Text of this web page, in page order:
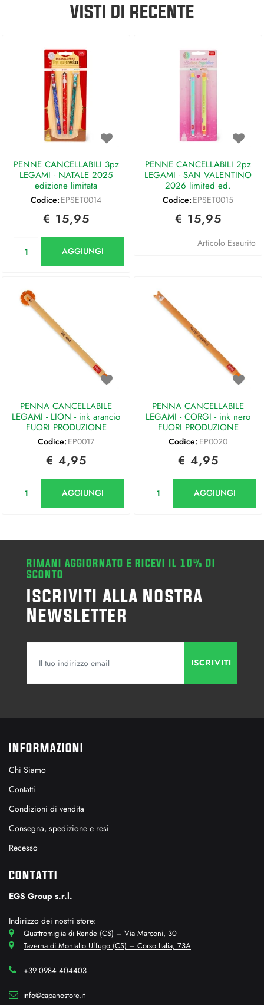
VISTI DI RECENTE
PENNE CANCELLABILI 3pz
LEGAMI - NATALE 2025
edizione limitata
Codice: EPSET0014
€ 15,95
AGGIUNGI
PENNE CANCELLABILI 2pz
LEGAMI - SAN VALENTINO
2026 limited ed.
Codice: EPSET0015
€ 15,95
Articolo Esaurito
PENNA CANCELLABILE
LEGAMI - LION - ink arancio
FUORI PRODUZIONE
Codice: EP0017
€ 4,95
AGGIUNGI
PENNA CANCELLABILE
LEGAMI - CORGI - ink nero
FUORI PRODUZIONE
Codice: EP0020
€ 4,95
AGGIUNGI
RIMANI AGGIORNATO E RICEVI IL 10% DI
SCONTO
Iscriviti alla Nostra
Newsletter
INFORMAZIONI
Chi Siamo
Contatti
Condizioni di vendita
Consegna, spedizione e resi
Recesso
CONTATTI
EGS Group s.r.l.
Indirizzo dei nostri store:
Quattromiglia di Rende (CS) – Via Marconi, 30
Taverna di Montalto Uffugo (CS) – Corso Italia, 73A
+39 0984 404403
info@capanostore.it